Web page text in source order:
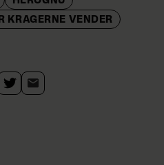
KRAGERNE VENDER